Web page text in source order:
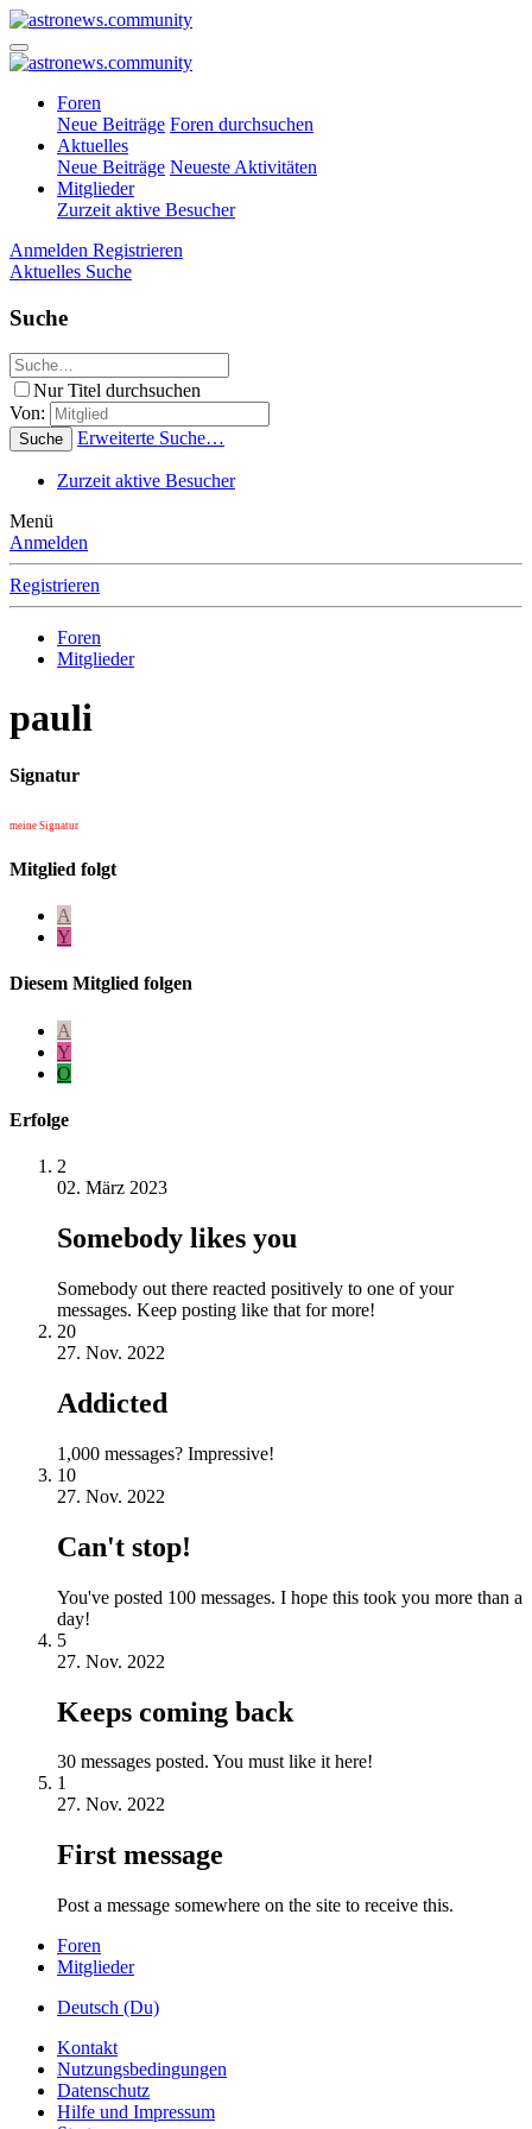
Foren
Neue Beiträge Foren durchsuchen
Aktuelles
Neue Beiträge Neueste Aktivitäten
Mitglieder
Zurzeit aktive Besucher
Anmelden Registrieren
Aktuelles Suche
Suche
Nur Titel durchsuchen
Von:
Suche Erweiterte Suche…
Zurzeit aktive Besucher
Menü
Anmelden
Registrieren
Foren
Mitglieder
pauli
Signatur
meine Signatur
Mitglied folgt
A
Y
Diesem Mitglied folgen
A
Y
O
Erfolge
2
02. März 2023
Somebody likes you
Somebody out there reacted positively to one of your
messages. Keep posting like that for more!
20
27. Nov. 2022
Addicted
1,000 messages? Impressive!
10
27. Nov. 2022
Can't stop!
You've posted 100 messages. I hope this took you more than a
day!
5
27. Nov. 2022
Keeps coming back
30 messages posted. You must like it here!
1
27. Nov. 2022
First message
Post a message somewhere on the site to receive this.
Foren
Mitglieder
Deutsch (Du)
Kontakt
Nutzungsbedingungen
Datenschutz
Hilfe und Impressum